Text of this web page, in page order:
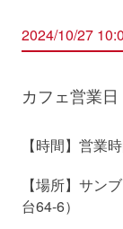
2024/10/27
カフェ営業日
【時間】営業
【場所】サン
台64-6）